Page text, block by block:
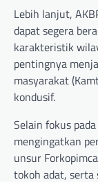
Lebih lanjut,
dapat segera
karakteristik
pentingnya
masyarakat
kondusif.
Selain fokus
mengingatkan
unsur
tokoh adat, serta